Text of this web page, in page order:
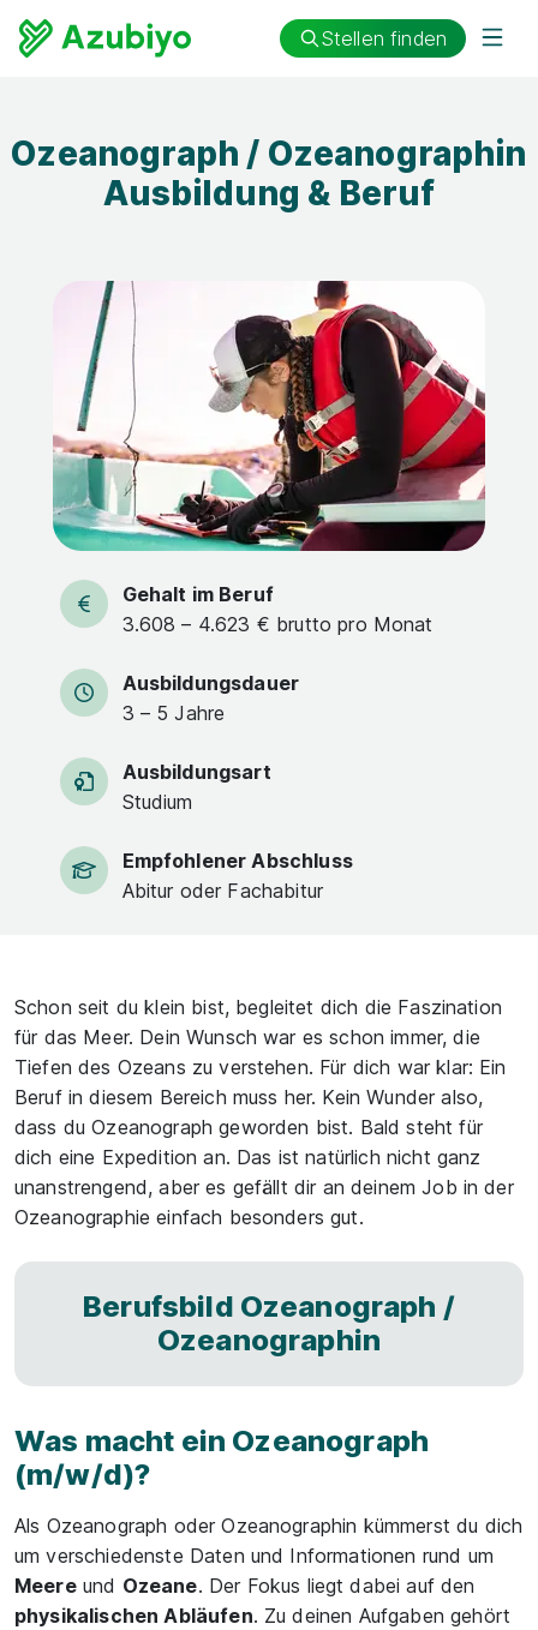
Stellen finden
Ozeanograph / Ozeanographin
Ausbildung & Beruf
Gehalt im Beruf
3.608 – 4.623 € brutto pro Monat
Ausbildungsdauer
3 – 5 Jahre
Ausbildungsart
Studium
Empfohlener Abschluss
Abitur oder Fachabitur
Schon seit du klein bist, begleitet dich die Faszination
für das Meer. Dein Wunsch war es schon immer, die
Tiefen des Ozeans zu verstehen. Für dich war klar: Ein
Beruf in diesem Bereich muss her. Kein Wunder also,
dass du Ozeanograph geworden bist. Bald steht für
dich eine Expedition an. Das ist natürlich nicht ganz
unanstrengend, aber es gefällt dir an deinem Job in der
Ozeanographie einfach besonders gut.
Berufsbild Ozeanograph /
Ozeanographin
Was macht ein Ozeanograph
(m/w/d)?
Als Ozeanograph oder Ozeanographin kümmerst du dich
um verschiedenste Daten und Informationen rund um
Meereund Ozeane. Der Fokus liegt dabei auf den
physikalischen Abläufen. Zu deinen Aufgaben gehört